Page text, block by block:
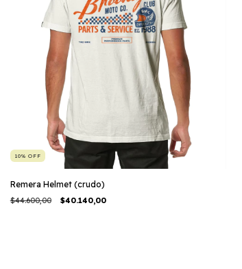
10% OFF
Remera Helmet (crudo)
$44.600,00 $40.140,00